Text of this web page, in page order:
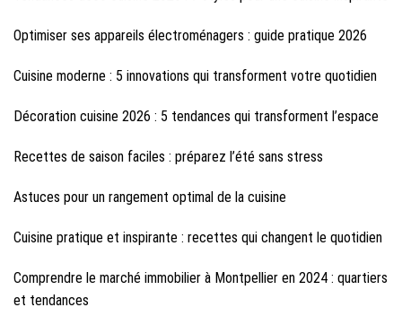
Optimiser ses appareils électroménagers : guide pratique 2026
Cuisine moderne : 5 innovations qui transforment votre quotidien
Décoration cuisine 2026 : 5 tendances qui transforment l’espace
Recettes de saison faciles : préparez l’été sans stress
Astuces pour un rangement optimal de la cuisine
Cuisine pratique et inspirante : recettes qui changent le quotidien
Comprendre le marché immobilier à Montpellier en 2024 : quartiers
et tendances